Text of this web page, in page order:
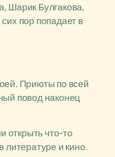
Шарик Булгакова,
пор попадает в
Приюты по всей
повод наконец
открыть что-то
литературе и кино.